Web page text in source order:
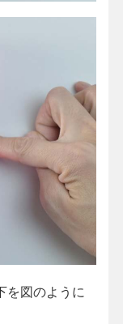
を図のように